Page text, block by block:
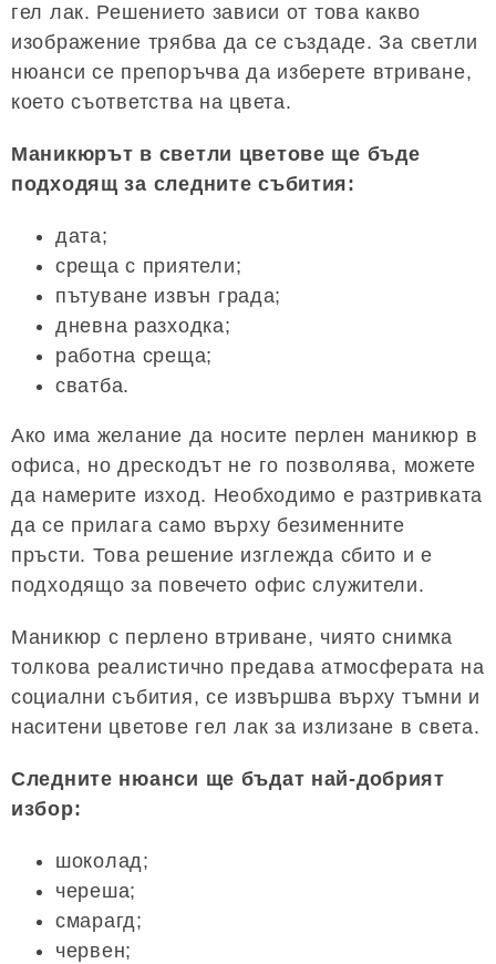
гел лак. Решението зависи от това какво
изображение трябва да се създаде. За светли
нюанси се препоръчва да изберете втриване,
което съответства на цвета.
Маникюрът в светли цветове ще бъде
подходящ за следните събития:
дата;
среща с приятели;
пътуване извън града;
дневна разходка;
работна среща;
сватба.
Ако има желание да носите перлен маникюр в
офиса, но дрескодът не го позволява, можете
да намерите изход. Необходимо е разтривката
да се прилага само върху безименните
пръсти. Това решение изглежда сбито и е
подходящо за повечето офис служители.
Маникюр с перлено втриване, чиято снимка
толкова реалистично предава атмосферата на
социални събития, се извършва върху тъмни и
наситени цветове гел лак за излизане в света.
Следните нюанси ще бъдат най-добрият
избор:
шоколад;
череша;
смарагд;
червен;